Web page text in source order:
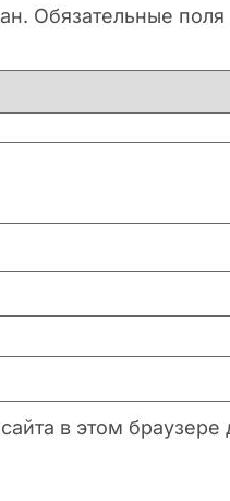
Обязательные
в этом